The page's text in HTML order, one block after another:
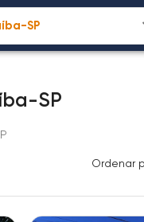
SP
Ordenar